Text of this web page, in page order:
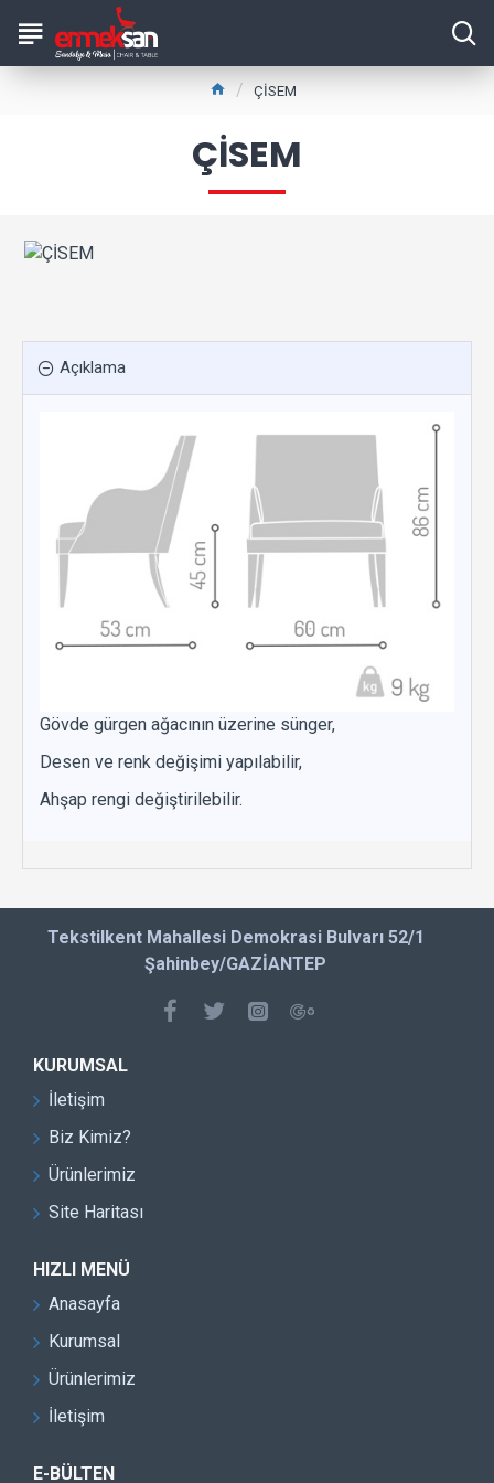
ÇİSEM
ÇİSEM
Açıklama
Gövde gürgen ağacının üzerine sünger,
Desen ve renk değişimi yapılabilir,
Ahşap rengi değiştirilebilir.
Tekstilkent Mahallesi Demokrasi Bulvarı 52/1
Şahinbey/GAZİANTEP
KURUMSAL
İletişim
Biz Kimiz?
Ürünlerimiz
Site Haritası
HIZLI MENÜ
Anasayfa
Kurumsal
Ürünlerimiz
İletişim
E-BÜLTEN